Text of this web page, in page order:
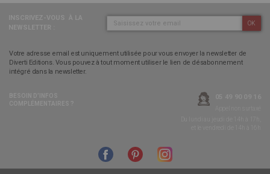
OK
Votre adresse email est uniquement utilisée pour vous envoyer la newsletter de
Diverti Editions. Vous pouvez à tout moment utiliser le lien de désabonnement
intégré dans la newsletter.